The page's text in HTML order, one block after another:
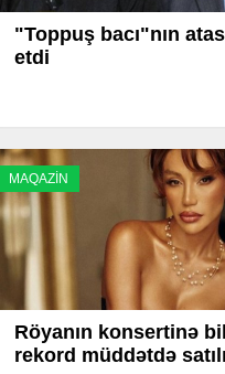
"Toppuş bacı"nın
etdi
MAQAZİN
Röyanın konsertinə
rekord müddətdə